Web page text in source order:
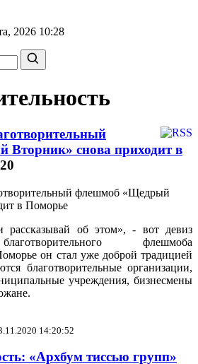
2026 10:28
снова приходит в
рассказывай об этом», - вот девиз
флешмоба
он стал уже доброй традицией
благотворительные организации,
учреждения, бизнесмены
14:20:52
«Архбум тиссью групп»